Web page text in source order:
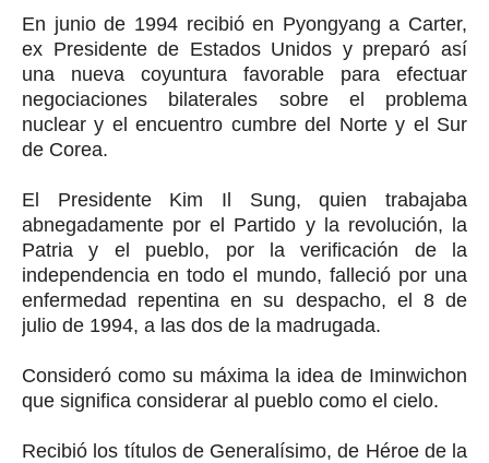
En junio de 1994 recibió en Pyongyang a Carter,
ex Presidente de Estados Unidos y preparó así
una nueva coyuntura favorable para efectuar
negociaciones bilaterales sobre el problema
nuclear y el encuentro cumbre del Norte y el Sur
de Corea.
El Presidente Kim Il Sung, quien trabajaba
abnegadamente por el Partido y la revolución, la
Patria y el pueblo, por la verificación de la
independencia en todo el mundo, falleció por una
enfermedad repentina en su despacho, el 8 de
julio de 1994, a las dos de la madrugada.
Consideró como su máxima la idea de Iminwichon
que significa considerar al pueblo como el cielo.
Recibió los títulos de Generalísimo, de Héroe de la